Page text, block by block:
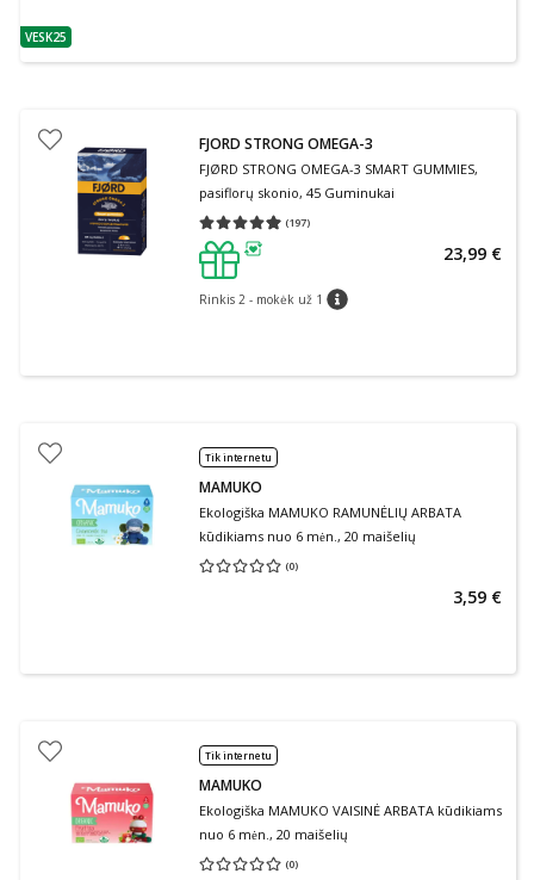
patarimas
VESK25
FJORD STRONG OMEGA-3
FJØRD STRONG OMEGA-3 SMART GUMMIES,
pasiflorų skonio, 45 Guminukai
(197)
Vidutinis įvertinimas 4.98
patarimas
Rinkis 2 - mokėk už 1 patarimas
23,99 €
Tik internetu
MAMUKO
Ekologiška MAMUKO RAMUNĖLIŲ ARBATA
kūdikiams nuo 6 mėn., 20 maišelių
(0)
Vidutinis įvertinimas 0.00
3,59 €
Tik internetu
MAMUKO
Ekologiška MAMUKO VAISINĖ ARBATA kūdikiams
nuo 6 mėn., 20 maišelių
(0)
Vidutinis įvertinimas 0.00